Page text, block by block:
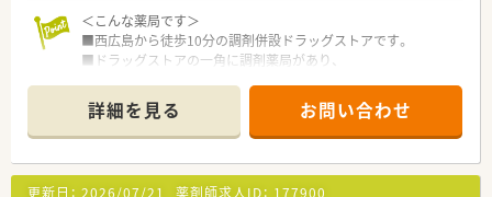
レジ打ちなどはございません。
OTCについての知識も深まるためこれから必要な「マルチの
力」が身につきます。
■セルフメディケーションの支援として、医療・保険・福祉・マタ
ニティ等、
■医療事務との業務分担を行い、薬剤師の業務負担軽減を行って
います。
＜こんな薬局です＞
■西広島から徒歩10分の調剤併設ドラッグストアです。
■ドラッグストアの一角に調剤薬局があり、
■木目調の落ち着いた雰囲気の
受付カウンターがございます。
■綺麗に整頓されている調剤室です。
■漢方製剤の取り扱いもございます。
※配属店舗は面接次第で最終決定となります。
詳細を見る お問い合わせ
更新日： 2026/07/21 薬剤師求人ID： 177900